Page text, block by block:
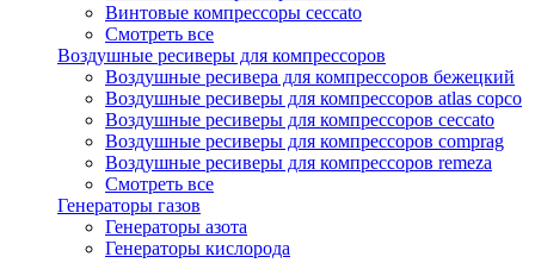
Винтовые компрессоры ceccato
Смотреть все
Воздушные ресиверы для компрессоров
Воздушные ресивера для компрессоров бежецкий
Воздушные ресиверы для компрессоров atlas copco
Воздушные ресиверы для компрессоров ceccato
Воздушные ресиверы для компрессоров comprag
Воздушные ресиверы для компрессоров remeza
Смотреть все
Генераторы газов
Генераторы азота
Генераторы кислорода